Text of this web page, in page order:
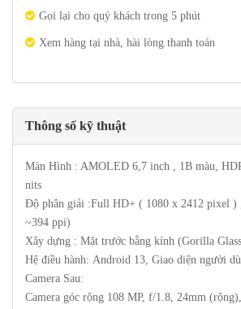
Gọi lại cho quý khách trong 5 phút
Xem hàng tại nhà, hài lòng thanh toán
Thông số kỹ thuật
Màn Hình : AMOLED 6,7 inch , 1B màu,
nits
Độ phân giải :Full HD+ ( 1080 x 2412 pixel )
~394 ppi)
Xây dựng : Mặt trước bằng kính (Gorilla
Hệ điều hành: Android 13, Giao diện người
Camera Sau:
Camera góc rộng 108 MP, f/1.8, 24mm